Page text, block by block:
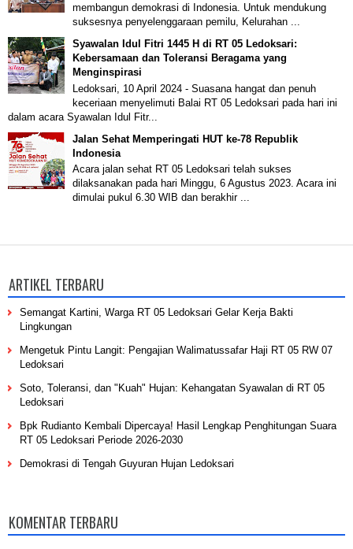
membangun demokrasi di Indonesia. Untuk mendukung
suksesnya penyelenggaraan pemilu, Kelurahan ...
Syawalan Idul Fitri 1445 H di RT 05 Ledoksari:
Kebersamaan dan Toleransi Beragama yang
Menginspirasi
Ledoksari, 10 April 2024 - Suasana hangat dan penuh
keceriaan menyelimuti Balai RT 05 Ledoksari pada hari ini
dalam acara Syawalan Idul Fitr...
Jalan Sehat Memperingati HUT ke-78 Republik
Indonesia
Acara jalan sehat RT 05 Ledoksari telah sukses
dilaksanakan pada hari Minggu, 6 Agustus 2023. Acara ini
dimulai pukul 6.30 WIB dan berakhir ...
ARTIKEL TERBARU
Semangat Kartini, Warga RT 05 Ledoksari Gelar Kerja Bakti
Lingkungan
Mengetuk Pintu Langit: Pengajian Walimatussafar Haji RT 05 RW 07
Ledoksari
Soto, Toleransi, dan "Kuah" Hujan: Kehangatan Syawalan di RT 05
Ledoksari
Bpk Rudianto Kembali Dipercaya! Hasil Lengkap Penghitungan Suara
RT 05 Ledoksari Periode 2026-2030
Demokrasi di Tengah Guyuran Hujan Ledoksari
KOMENTAR TERBARU